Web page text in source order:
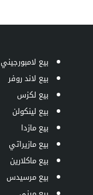
بيع لامبورجيني
بيع لاند روفر
بيع لكزس
بيع لينكولن
بيع مازدا
بيع مازيراتي
بيع ماكلارين
بيع مرسيدس